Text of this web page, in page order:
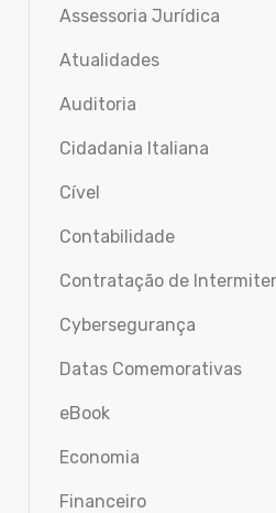
Assessoria Jurídica
Atualidades
Auditoria
Cidadania Italiana
Cível
Contabilidade
Contratação de
Cybersegurança
Datas Comemorativas
eBook
Economia
Financeiro